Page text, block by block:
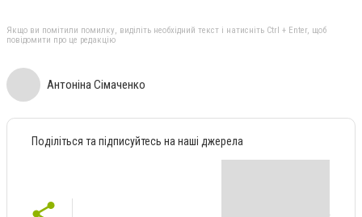
Якщо ви помітили помилку, виділіть необхідний текст і натисніть Ctrl + Enter, щоб
повідомити про це редакцію
Антоніна Сімаченко
Поділіться та підписуйтесь на наші джерела